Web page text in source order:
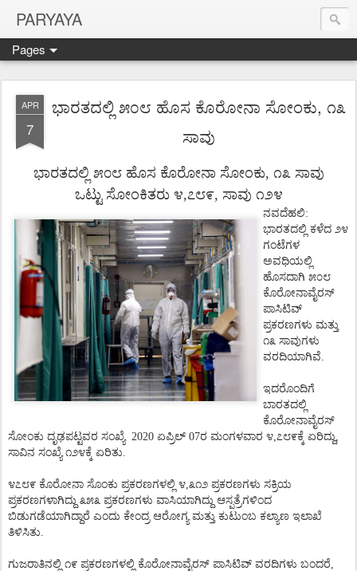
PARYAYA
Pages
APR
7
ಭಾರತದಲ್ಲಿ ೫೦೮ ಹೊಸ ಕೊರೋನಾ ಸೋಂಕು, ೧೩
ಸಾವು
ಭಾರತದಲ್ಲಿ ೫೦೮ ಹೊಸ ಕೊರೋನಾ ಸೋಂಕು, ೧೩ ಸಾವು
ಒಟ್ಟು ಸೋಂಕಿತರು ೪,೭೮೯, ಸಾವು ೧೨೪
ನವದೆಹಲಿ:
ಭಾರತದಲ್ಲಿ ಕಳೆದ ೨೪
ಗಂಟೆಗಳ
ಅವಧಿಯಲ್ಲಿ
ಹೊಸದಾಗಿ ೫೦೮
ಕೊರೋನಾವೈರಸ್
ಪಾಸಿಟಿವ್
ಪ್ರಕರಣಗಳು ಮತ್ತು
೧೩ ಸಾವುಗಳು
ವರದಿಯಾಗಿವೆ.
ಇದರೊಂದಿಗೆ
ಬಾರತದಲ್ಲಿ
ಕೊರೋನಾವೈರಸ್
ಸೋಂಕು ದೃಢಪಟ್ಟವರ ಸಂಖ್ಯೆ 2020 ಏಪ್ರಿಲ್ 07ರ ಮಂಗಳವಾರ ೪,೭೮೯ಕ್ಕೆ ಏರಿದ್ದು,
ಸಾವಿನ ಸಂಖ್ಯೆ ೧೨೪ಕ್ಕೆ ಏರಿತು.
೪೭೮೯ ಕೊರೋನಾ ಸೊಂಕು ಪ್ರಕರಣಗಳಲ್ಲಿ ೪,೩೧೨ ಪ್ರಕರಣಗಳು ಸಕ್ರಿಯ
ಪ್ರಕರಣಗಳಾಗಿದ್ದು ೩೫೩ ಪ್ರಕರಣಗಳು ವಾಸಿಯಾಗಿದ್ದು ಆಸ್ಪತ್ರೆಗಳಿಂದ
ಬಿಡುಗಡೆಯಾಗಿದ್ದಾರೆ ಎಂದು ಕೇಂದ್ರ ಆರೋಗ್ಯ ಮತ್ತು ಕುಟುಂಬ ಕಲ್ಯಾಣ ಇಲಾಖೆ
ತಿಳಿಸಿತು.
ಗುಜರಾತಿನಲ್ಲಿ ೧೯ ಪ್ರಕರಣಗಳಲ್ಲಿ ಕೊರೋನಾವೈರಸ್ ಪಾಸಿಟಿವ್ ವರದಿಗಳು ಬಂದರೆ,